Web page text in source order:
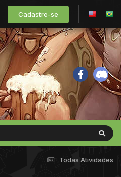
Cadastre-se
Todas Atividades